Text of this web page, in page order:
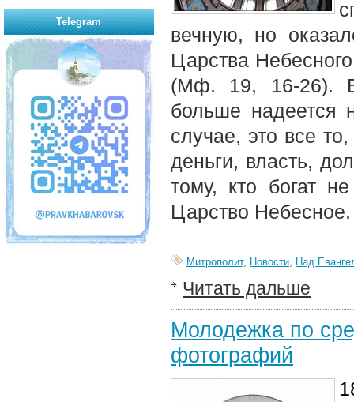
вечную, но
Царства
(Мф. 19, 16-26). В
больше надеется
случае, это все
деньги, власть,
тому, кто богат
Царство Небесное.
Митрополит, Новости, Над
Читать дальше
Молодежка по
фотографий
Telegram